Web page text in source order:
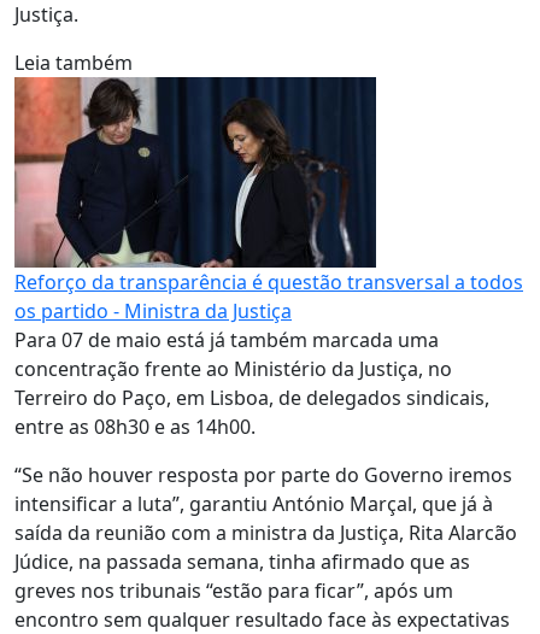
Justiça.
Leia também
Reforço da transparência é questão transversal a todos
os partido - Ministra da Justiça
Para 07 de maio está já também marcada uma
concentração frente ao Ministério da Justiça, no
Terreiro do Paço, em Lisboa, de delegados sindicais,
entre as 08h30 e as 14h00.
“Se não houver resposta por parte do Governo iremos
intensificar a luta”, garantiu António Marçal, que já à
saída da reunião com a ministra da Justiça, Rita Alarcão
Júdice, na passada semana, tinha afirmado que as
greves nos tribunais “estão para ficar”, após um
encontro sem qualquer resultado face às expectativas